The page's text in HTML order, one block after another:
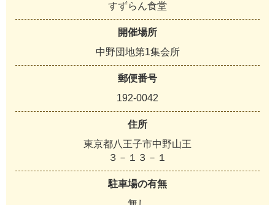
すずらん食堂
開催場所
中野団地第1集会所
郵便番号
192-0042
住所
東京都八王子市中野山王
３－１３－１
駐車場の有無